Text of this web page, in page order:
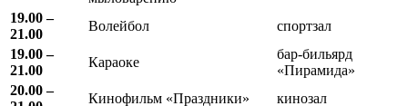
19.00 –
21.00
Волейбол
спортзал
19.00 –
21.00
Караоке
бар-бильярд
«Пирамида»
20.00 –
Кинофильм «Праздники»
кинозал